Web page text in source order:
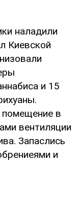
наладили
Киевской
и 15
в
вентиляции
Запаслись
и